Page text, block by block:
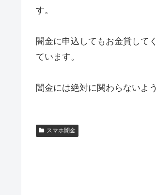
す。
闇金に申込してもお金貸して
ています。
闇金には絶対に関わらないよ
スマホ闇金